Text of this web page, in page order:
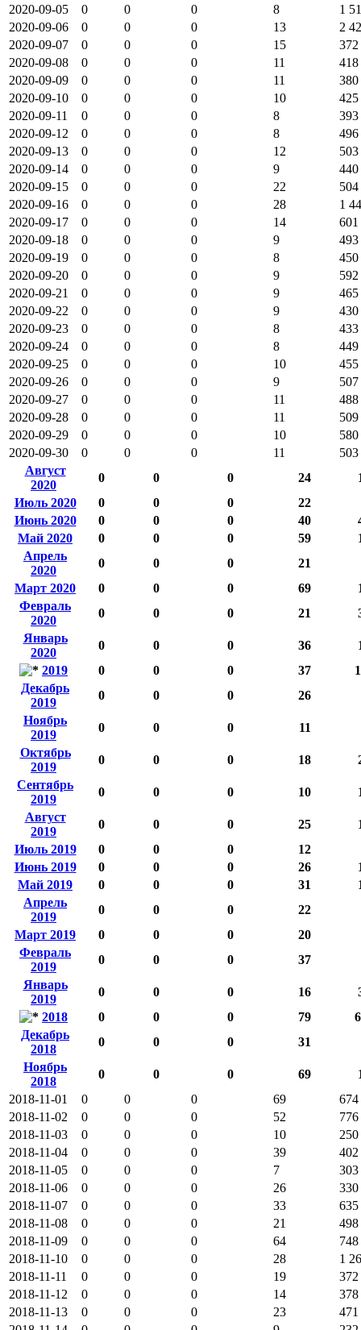
2020-09-05
0 0 0 8
1
2020-09-06
0 0 0 13
2
2020-09-07
0 0 0 15
372
2020-09-08
0 0 0 11
418
2020-09-09
0 0 0 11
380
2020-09-10
0 0 0 10
425
2020-09-11
0 0 0 8
393
2020-09-12
0 0 0 8
496
2020-09-13
0 0 0 12
503
2020-09-14
0 0 0 9
440
2020-09-15
0 0 0 22
504
2020-09-16
0 0 0 28
1
2020-09-17
0 0 0 14
601
2020-09-18
0 0 0 9
493
2020-09-19
0 0 0 8
450
2020-09-20
0 0 0 9
592
2020-09-21
0 0 0 9
465
2020-09-22
0 0 0 9
430
2020-09-23
0 0 0 8
433
2020-09-24
0 0 0 8
449
2020-09-25
0 0 0 10
455
2020-09-26
0 0 0 9
507
2020-09-27
0 0 0 11
488
2020-09-28
0 0 0 11
509
2020-09-29
0 0 0 10
580
2020-09-30
0 0 0 11
503
Август
2020
0 0 0 24
Июль 2020
0 0 0 22
Июнь 2020
0 0 0 40
Май 2020
0 0 0 59
Апрель
2020
0 0 0 21
Март 2020
0 0 0 69
Февраль
2020
0 0 0 21
Январь
2020
0 0 0 36
2019
0 0 0 37
Декабрь
2019
0 0 0 26
Ноябрь
2019
0 0 0 11
Октябрь
2019
0 0 0 18
Сентябрь
2019
0 0 0 10
Август
2019
0 0 0 25
Июль 2019
0 0 0 12
Июнь 2019
0 0 0 26
Май 2019
0 0 0 31
Апрель
2019
0 0 0 22
Март 2019
0 0 0 20
Февраль
2019
0 0 0 37
Январь
2019
0 0 0 16
2018
0 0 0 79
Декабрь
2018
0 0 0 31
Ноябрь
2018
0 0 0 69
2018-11-01
0 0 0 69
674
2018-11-02
0 0 0 52
776
2018-11-03
0 0 0 10
250
2018-11-04
0 0 0 39
402
2018-11-05
0 0 0 7
303
2018-11-06
0 0 0 26
330
2018-11-07
0 0 0 33
635
2018-11-08
0 0 0 21
498
2018-11-09
0 0 0 64
748
2018-11-10
0 0 0 28
1
2018-11-11
0 0 0 19
372
2018-11-12
0 0 0 14
378
2018-11-13
0 0 0 23
471